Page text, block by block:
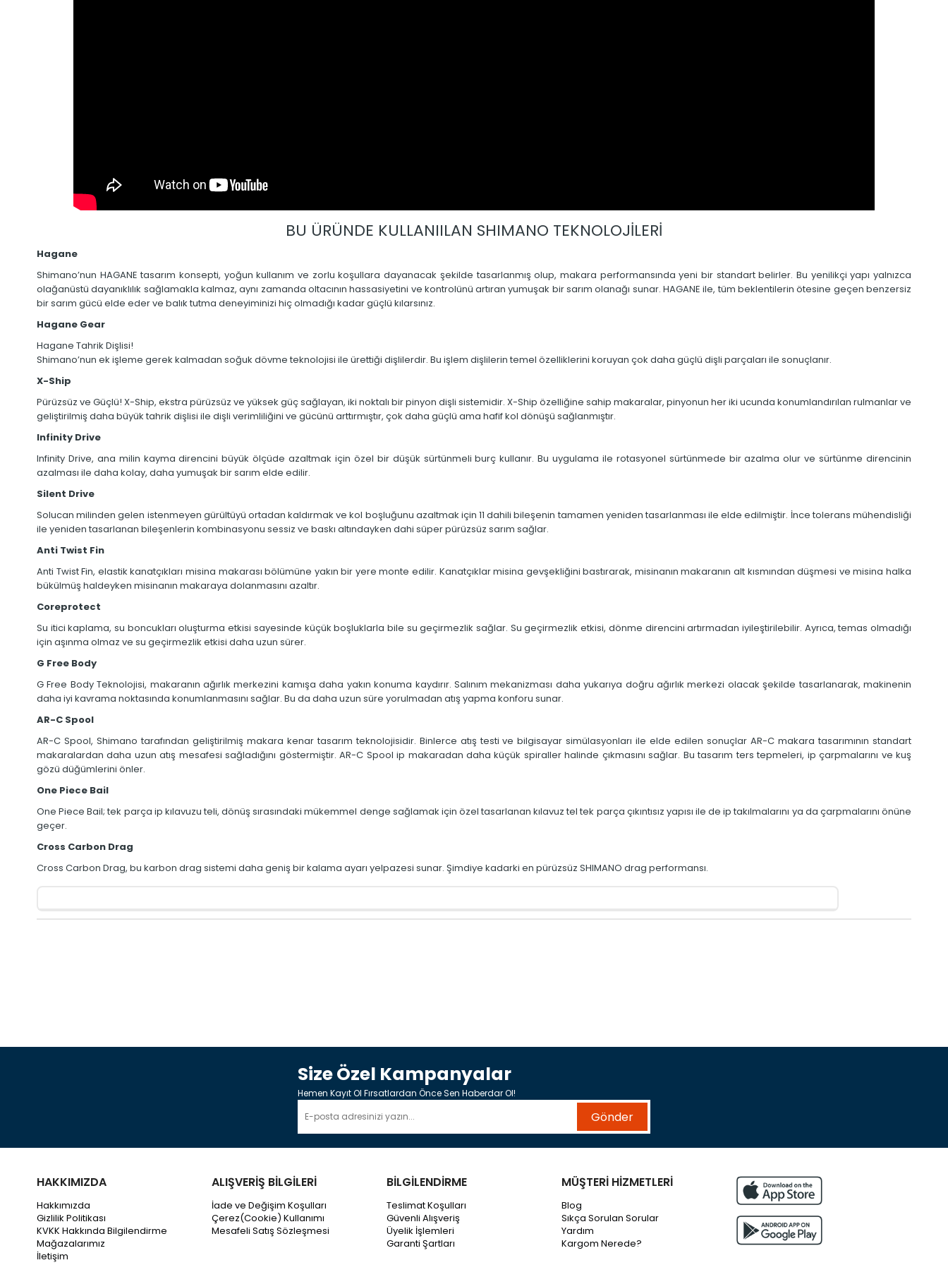
BU ÜRÜNDE KULLANIILAN SHIMANO TEKNOLOJİLERİ
Hagane
Shimano’nun HAGANE tasarım konsepti, yoğun kullanım ve zorlu koşullara dayanacak şekilde tasarlanmış olup, makara performansında yeni bir standart belirler. Bu yenilikçi yapı yalnızca
olağanüstü dayanıklılık sağlamakla kalmaz, aynı zamanda oltacının hassasiyetini ve kontrolünü artıran yumuşak bir sarım olanağı sunar. HAGANE ile, tüm beklentilerin ötesine geçen benzersiz
bir sarım gücü elde eder ve balık tutma deneyiminizi hiç olmadığı kadar güçlü kılarsınız.
Hagane Gear
Hagane Tahrik Dişlisi!
Shimano’nun ek işleme gerek kalmadan soğuk dövme teknolojisi ile ürettiği dişlilerdir. Bu işlem dişlilerin temel özelliklerini koruyan çok daha güçlü dişli parçaları ile sonuçlanır.
X-Ship
Pürüzsüz ve Güçlü! X-Ship, ekstra pürüzsüz ve yüksek güç sağlayan, iki noktalı bir pinyon dişli sistemidir. X-Ship özelliğine sahip makaralar, pinyonun her iki ucunda konumlandırılan rulmanlar ve
geliştirilmiş daha büyük tahrik dişlisi ile dişli verimliliğini ve gücünü arttırmıştır, çok daha güçlü ama hafif kol dönüşü sağlanmıştır.
Infinity Drive
Infinity Drive, ana milin kayma direncini büyük ölçüde azaltmak için özel bir düşük sürtünmeli burç kullanır. Bu uygulama ile rotasyonel sürtünmede bir azalma olur ve sürtünme direncinin
azalması ile daha kolay, daha yumuşak bir sarım elde edilir.
Silent Drive
Solucan milinden gelen istenmeyen gürültüyü ortadan kaldırmak ve kol boşluğunu azaltmak için 11 dahili bileşenin tamamen yeniden tasarlanması ile elde edilmiştir. İnce tolerans mühendisliği
ile yeniden tasarlanan bileşenlerin kombinasyonu sessiz ve baskı altındayken dahi süper pürüzsüz sarım sağlar.
Anti Twist Fin
Anti Twist Fin, elastik kanatçıkları misina makarası bölümüne yakın bir yere monte edilir. Kanatçıklar misina gevşekliğini bastırarak, misinanın makaranın alt kısmından düşmesi ve misina halka
bükülmüş haldeyken misinanın makaraya dolanmasını azaltır.
Coreprotect
Su itici kaplama, su boncukları oluşturma etkisi sayesinde küçük boşluklarla bile su geçirmezlik sağlar. Su geçirmezlik etkisi, dönme direncini artırmadan iyileştirilebilir. Ayrıca, temas olmadığı
için aşınma olmaz ve su geçirmezlik etkisi daha uzun sürer.
G Free Body
G Free Body Teknolojisi, makaranın ağırlık merkezini kamışa daha yakın konuma kaydırır. Salınım mekanizması daha yukarıya doğru ağırlık merkezi olacak şekilde tasarlanarak, makinenin
daha iyi kavrama noktasında konumlanmasını sağlar. Bu da daha uzun süre yorulmadan atış yapma konforu sunar.
AR-C Spool
AR-C Spool, Shimano tarafından geliştirilmiş makara kenar tasarım teknolojisidir. Binlerce atış testi ve bilgisayar simülasyonları ile elde edilen sonuçlar AR-C makara tasarımının standart
makaralardan daha uzun atış mesafesi sağladığını göstermiştir. AR-C Spool ip makaradan daha küçük spiraller halinde çıkmasını sağlar. Bu tasarım ters tepmeleri, ip çarpmalarını ve kuş
gözü düğümlerini önler.
One Piece Bail
One Piece Bail; tek parça ip kılavuzu teli, dönüş sırasındaki mükemmel denge sağlamak için özel tasarlanan kılavuz tel tek parça çıkıntısız yapısı ile de ip takılmalarını ya da çarpmalarını önüne
geçer.
Cross Carbon Drag
Cross Carbon Drag, bu karbon drag sistemi daha geniş bir kalama ayarı yelpazesi sunar. Şimdiye kadarki en pürüzsüz SHIMANO drag performansı.
Size Özel Kampanyalar
Hemen Kayıt Ol Fırsatlardan Önce Sen Haberdar Ol!
Gönder
HAKKIMIZDA
Hakkımızda
Gizlilik Politikası
KVKK Hakkında Bilgilendirme
Mağazalarımız
İletişim
ALIŞVERİŞ BİLGİLERİ
İade ve Değişim Koşulları
Çerez(Cookie) Kullanımı
Mesafeli Satış Sözleşmesi
BİLGİLENDİRME
Teslimat Koşulları
Güvenli Alışveriş
Üyelik İşlemleri
Garanti Şartları
MÜŞTERİ HİZMETLERİ
Blog
Sıkça Sorulan Sorular
Yardım
Kargom Nerede?